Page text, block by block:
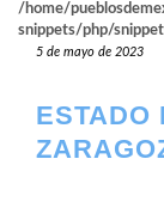
/home/
snippets/php/
5 de mayo de 2023
ESTADO